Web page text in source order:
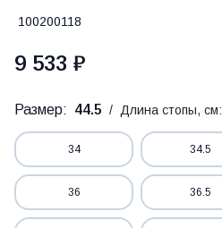
100200118
9 533 ₽
Размер: 44.5 / Длина стопы, см:
34 34.5
36 36.5